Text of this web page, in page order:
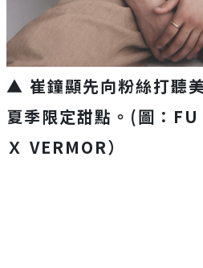
▲ 崔鐘顯先向粉絲打聽
夏季限定甜點。(圖：
Ｘ VERMOR）